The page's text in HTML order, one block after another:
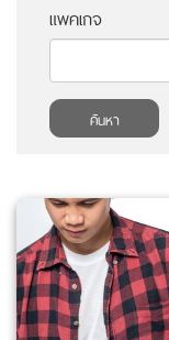
แพคเกจ
ค้นหา